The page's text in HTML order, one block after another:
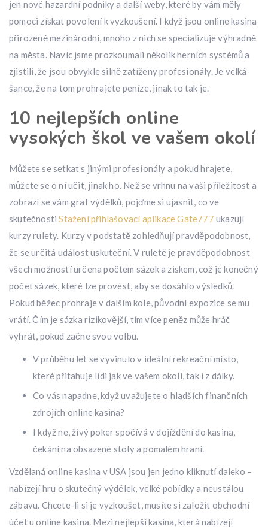
jen nové hazardní podniky a další weby, které by vám měly
pomoci získat povolení k vyzkoušení. I když jsou online kasina
přirozeně mezinárodní, mnoho z nich se specializuje výhradně
na města. Navíc jsme prozkoumali několik herních systémů a
zjistili, že jsou obvykle silně zatíženy profesionály. Je velká
šance, že na tom prohrajete peníze, jinak to tak je.
10 nejlepších online
vysokých škol ve vašem okolí
Můžete se setkat s jinými profesionály a pokud hrajete,
můžete se o ní učit, jinak ho. Než se vrhnu na vaši příležitost a
zobrazí se vám graf výdělků, pojďme si ujasnit, co ve
skutečnostiStažení přihlašovací aplikace Gate777 ukazují
kurzy rulety. Kurzy v podstatě zohledňují pravděpodobnost,
že se určitá událost uskuteční. V ruletě je pravděpodobnost
všech možností určena počtem sázek a ziskem, což je konečný
počet sázek, které lze provést, aby se dosáhlo výsledků.
Pokud běžec prohraje v dalším kole, původní expozice se mu
vrátí. Čím je sázka rizikovější, tím více peněz může hráč
vyhrát, pokud začne svou volbu.
V průběhu let se vyvinulo v ideální rekreační místo,
které přitahuje lidi jak ve vašem okolí, tak i z dálky.
Co vás napadne, když uvažujete o hladších finančních
zdrojích online kasina?
I když ne, živý poker spočívá v dojíždění do kasina,
čekání na obsazené stoly a pomalém hraní.
Vzdělaná online kasina v USA jsou jen jedno kliknutí daleko –
nabízejí hru o skutečný výdělek, velké pobídky a neustálou
zábavu. Chcete-li si je vyzkoušet, musíte si založit obchodní
účet u online kasina. Mezi nejlepší kasina, která nabízejí